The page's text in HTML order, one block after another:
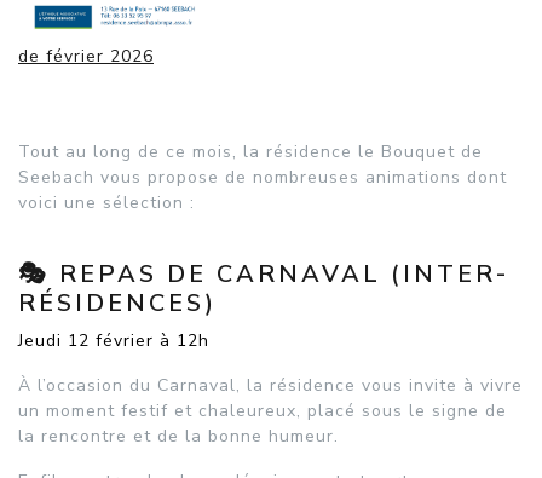
de février 2026
Tout au long de ce mois, la résidence le Bouquet de
Seebach vous propose de nombreuses animations dont
voici une sélection :
🎭 REPAS DE CARNAVAL (INTER-
RÉSIDENCES)
Jeudi 12 février à 12h
À l’occasion du Carnaval, la résidence vous invite à vivre
un moment festif et chaleureux, placé sous le signe de
la rencontre et de la bonne humeur.